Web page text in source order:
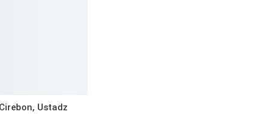
Ustadz